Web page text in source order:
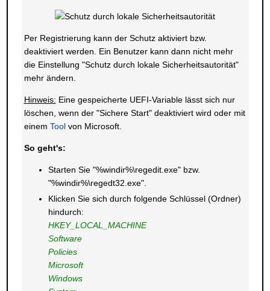
Per Registrierung kann der Schutz aktiviert bzw.
deaktiviert werden. Ein Benutzer kann dann nicht mehr
die Einstellung "Schutz durch lokale Sicherheitsautorität"
mehr ändern.
Hinweis: Eine gespeicherte UEFI-Variable lässt sich nur
löschen, wenn der "Sichere Start" deaktiviert wird oder mit
einem Toolvon Microsoft.
So geht's:
Starten Sie "%windir%\regedit.exe" bzw.
"%windir%\regedt32.exe".
Klicken Sie sich durch folgende Schlüssel (Ordner)
hindurch:
HKEY_LOCAL_MACHINE
Software
Policies
Microsoft
Windows